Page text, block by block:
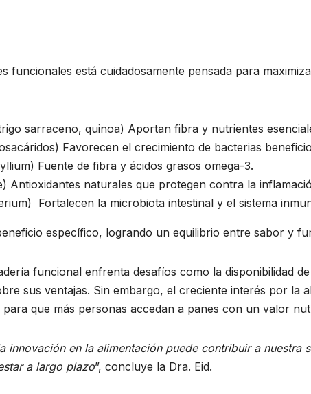
funcionales está cuidadosamente pensada para
sarraceno, quinoa) Aportan fibra y nutrientes
Favorecen el crecimiento de bacterias
Fuente de fibra y ácidos grasos omega-3.
Antioxidantes naturales que protegen contra la
Fortalecen la microbiota intestinal y el sistema
específico, logrando un equilibrio entre sabor y
funcional enfrenta desafíos como la disponibilidad
sus ventajas. Sin embargo, el creciente interés por la
que más personas accedan a panes con un valor
innovación en la alimentación puede contribuir a nuestra
a largo plazo”, concluye la Dra. Eid.